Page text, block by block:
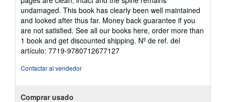
undamaged. This book has clearly been well maintained
and looked after thus far. Money back guarantee if you
are not satisfied. See all our books here, order more than
1 book and get discounted shipping. Nº de ref. del
artículo: 7719-9780712677127
Contactar al vendedor
Comprar usado